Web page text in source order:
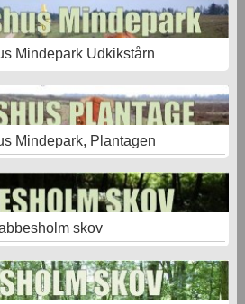
Mindepark Udkikstårn
Mindepark, Plantagen
skov